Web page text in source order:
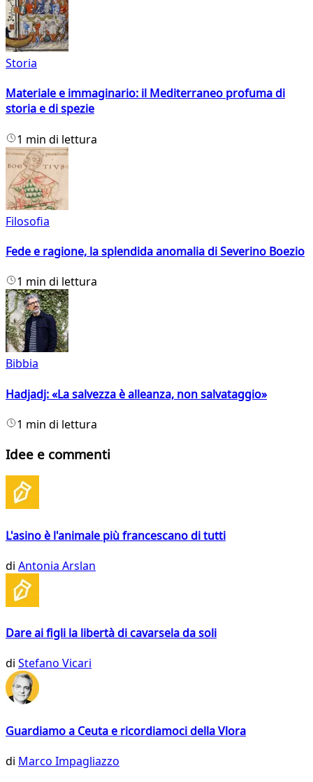
Storia
Materiale e immaginario: il Mediterraneo profuma di
storia e di spezie
1 min di lettura
Filosofia
Fede e ragione, la splendida anomalia di Severino Boezio
1 min di lettura
Bibbia
Hadjadj: «La salvezza è alleanza, non salvataggio»
1 min di lettura
Idee e commenti
L'asino è l'animale più francescano di tutti
di Antonia Arslan
Dare ai figli la libertà di cavarsela da soli
di Stefano Vicari
Guardiamo a Ceuta e ricordiamoci della Vlora
di Marco Impagliazzo